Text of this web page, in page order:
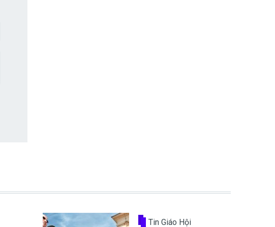
Tin Giáo Hội